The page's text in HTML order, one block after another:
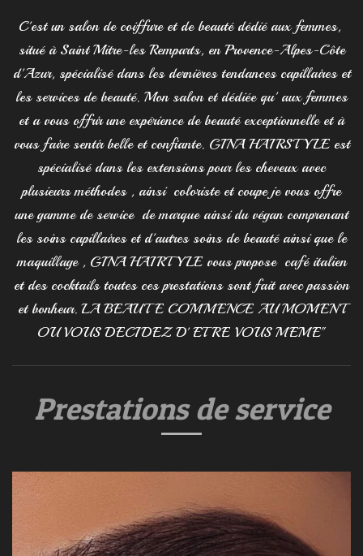
C'est un salon de coiffure et de beauté dédié aux femmes,
situé à Saint Mitre-les Remparts, en Provence-Alpes-Côte
d'Azur, spécialisé dans les dernières tendances capillaires et
les services de beauté. Mon salon et dédiée qu' aux femmes
et a vous offrir une expérience de beauté exceptionnelle et à
vous faire sentir belle et confiante. GINA HAIRSTYLE est
spécialisé dans les extensions pour les cheveux avec
plusieurs méthodes , ainsi coloriste et coupe je vous offre
une gamme de service de marque ainsi du végan comprenant
les soins capillaires et d'autres soins de beauté ainsi que le
maquillage , GINA HAIRTYLE vous propose café italien
et des cocktails toutes ces prestations sont fait avec passion
et bonheur. LA BEAUTE COMMENCE AU MOMENT
OU VOUS DECIDEZ D' ETRE VOUS MEME"
Prestations de service